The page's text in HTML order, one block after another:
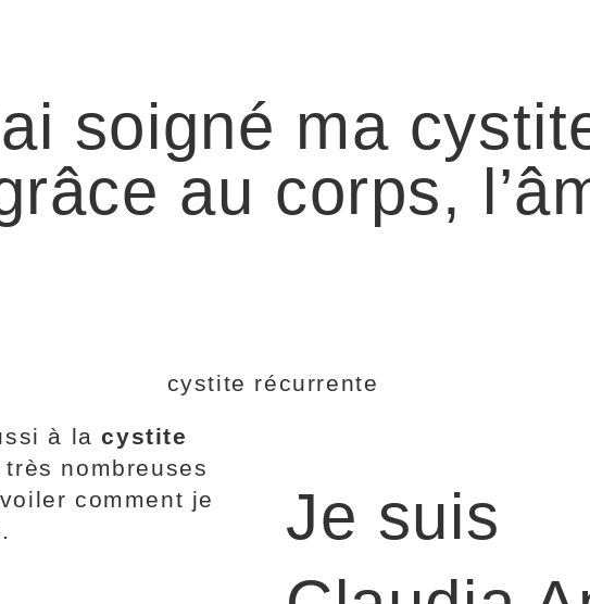
soigné ma
au corps,
à lacystite
nombreuses
comment je
Je suis